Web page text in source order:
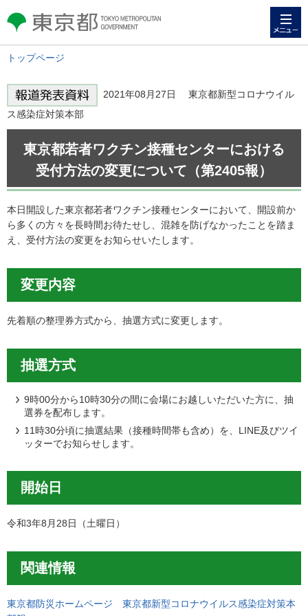
東京都 TOKYO METROPOLITAN
GOVERNMENT
トップページ
2021年08月27日 東京都新型コロナウイル
ス感染症対策本部
東京都若者ワクチン接種センターにおける
受付方法の変更について（第2405報）
本日開設した東京都若者ワクチン接種センターにおいて、開設前か
ら多くの方々を長時間お待たせし、混雑を防げなかったことを踏ま
え、受付方法の変更をお知らせいたします。
変更内容
先着順の整理券方式から、抽選方式に変更します。
抽選方式
9時00分から10時30分の間に会場にお越しいただいた方に、抽
選券を配布します。
11時30分頃に抽選結果（接種時間帯も含め）を、LINE及びツイ
ッターでお知らせします。
開始日
令和3年8月28日（土曜日）
関連情報
東京都防災ホームページ 東京都新型コロナウイルス感染症対策本